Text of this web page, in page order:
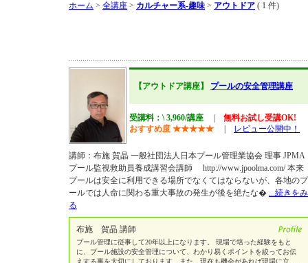
ホーム > 全講座 > カルチャー系-趣味> アウトドア ( 1 件)
【アウトドア講座】 プールの安全管理講座
受講料：\ 3,960/講座
無料お試し受講OK!
おすすめ度 ★★★★★ レビュー公開中！
講師：布施 賀晶 一般社団法人日本プール管理業協会 理事 JPMA
プール監視救助員養成講習会講師 http://www.jpoolma.com/ 本来
プールは安全に利用できる場所でなくてはならないが、各地のプ
ールでは人命に関わる重大事故の発生が後を絶たな� ...続きをみ
る
布施 賀晶 講師
プール管理に従事して20年以上になります。 現場で培った経験をもと
に、プール施設の安全管理について、わかり易くポイントを絞ってお伝
えする事を大切にしております。また、現在も機会があれば現場に立